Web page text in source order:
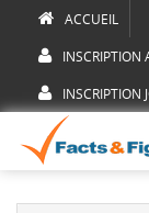
ACCUEIL
INSCRIPTION
INSCRIPTION